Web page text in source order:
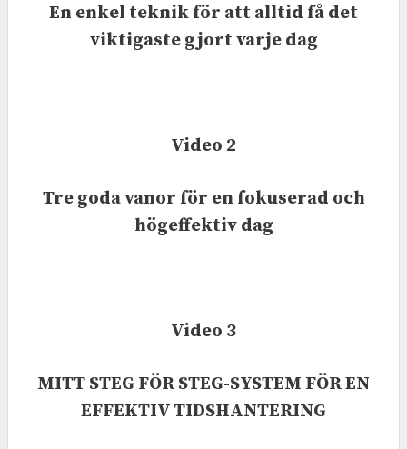
En enkel teknik för att alltid få det
viktigaste gjort varje dag
Video 2
Tre goda vanor för en fokuserad och
högeffektiv dag
Video 3
MITT STEG FÖR STEG-SYSTEM FÖR EN
EFFEKTIV TIDSHANTERING